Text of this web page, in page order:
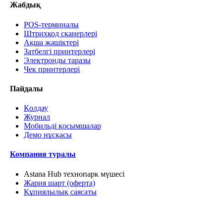
Жабдық
POS-терминалы
Штрихкод сканерлері
Ақша жәшіктері
Затбелгі принтерлері
Электронды таразы
Чек принтерлері
Пайдалы
Қолдау
Журнал
Мобильді қосымшалар
Демо нұсқасы
Компания туралы
Astana Hub технопарк мүшесі
Жария шарт (оферта)
Құпиялылық саясаты